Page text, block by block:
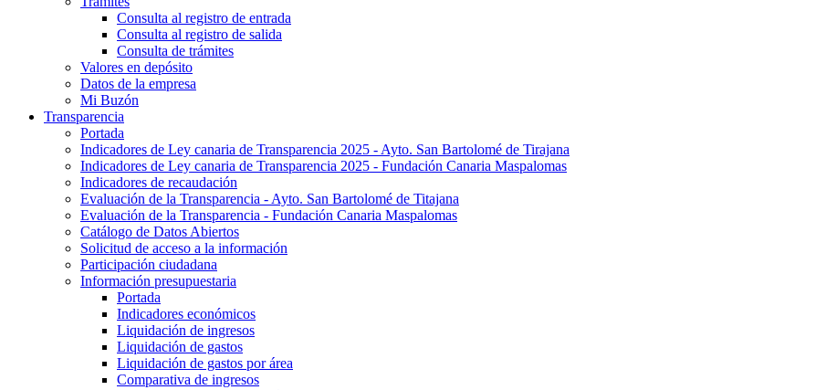
Consulta al registro de entrada
Consulta al registro de salida
Consulta de trámites
Valores en depósito
Datos de la empresa
Mi Buzón
Transparencia
Portada
Indicadores de Ley canaria de Transparencia 2025 - Ayto. San Bartolomé de Tirajana
Indicadores de Ley canaria de Transparencia 2025 - Fundación Canaria Maspalomas
Indicadores de recaudación
Evaluación de la Transparencia - Ayto. San Bartolomé de Titajana
Evaluación de la Transparencia - Fundación Canaria Maspalomas
Catálogo de Datos Abiertos
Solicitud de acceso a la información
Participación ciudadana
Información presupuestaria
Portada
Indicadores económicos
Liquidación de ingresos
Liquidación de gastos
Liquidación de gastos por área
Comparativa de ingresos